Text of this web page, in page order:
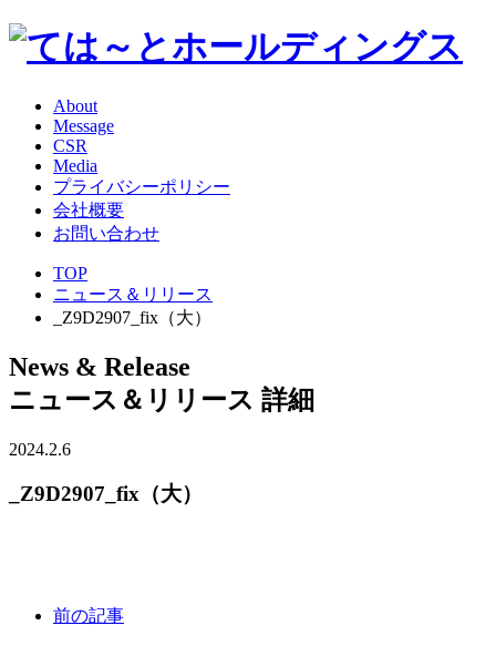
About
Message
CSR
Media
プライバシーポリシー
会社概要
お問い合わせ
TOP
ニュース＆リリース
_Z9D2907_fix（大）
News & Release
ニュース＆リリース 詳細
2024.2.6
_Z9D2907_fix（大）
前の記事